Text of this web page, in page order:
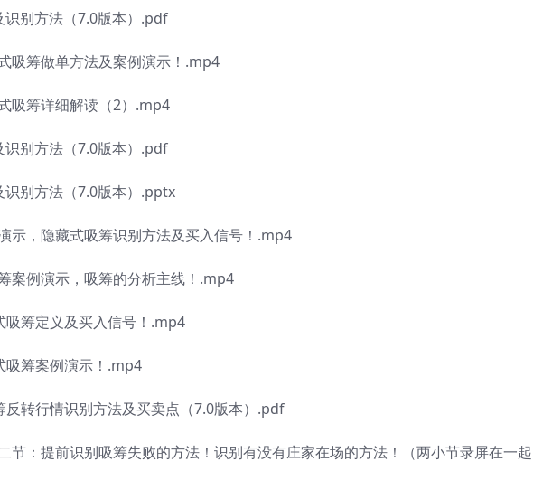
识别方法（7.0版本）.pdf
吸筹做单方法及案例演示！.mp4
吸筹详细解读（2）.mp4
识别方法（7.0版本）.pdf
识别方法（7.0版本）.pptx
示，隐藏式吸筹识别方法及买入信号！.mp4
案例演示，吸筹的分析主线！.mp4
吸筹定义及买入信号！.mp4
吸筹案例演示！.mp4
反转行情识别方法及买卖点（7.0版本）.pdf
节：提前识别吸筹失败的方法！识别有没有庄家在场的方法！（两小节录屏在一起